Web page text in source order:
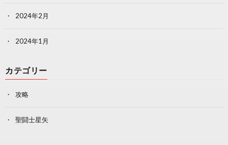
2024年2月
2024年1月
カテゴリー
攻略
聖闘士星矢